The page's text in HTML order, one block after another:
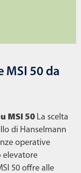
MSI 50 da
MSI 50La scelta
di Hanselmann
operative
elevatore
50 offre alle